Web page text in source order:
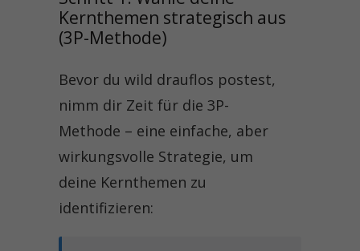
Kernthemen strategisch aus
(3P-Methode)
Bevor du wild drauflos postest,
nimm dir Zeit für die 3P-
Methode – eine einfache, aber
wirkungsvolle Strategie, um
deine Kernthemen zu
identifizieren: